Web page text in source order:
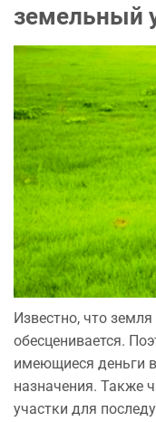
земельный
Известно, что
обесценивается.
имеющиеся деньги
назначения. Также
участки для